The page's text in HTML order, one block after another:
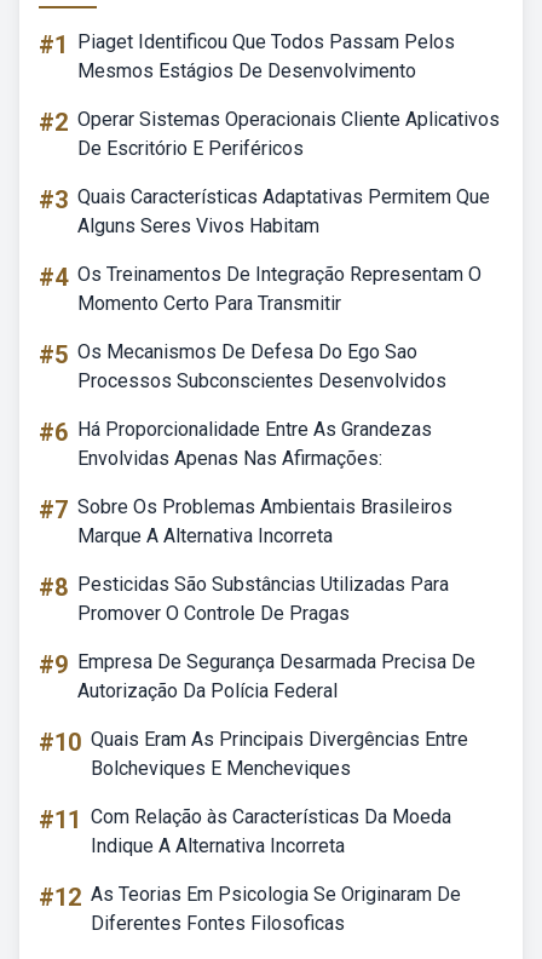
#1
Piaget Identificou Que Todos Passam Pelos
Mesmos Estágios De Desenvolvimento
#2 Operar Sistemas Operacionais Cliente Aplicativos
De Escritório E Periféricos
#3 Quais Características Adaptativas Permitem Que
Alguns Seres Vivos Habitam
#4 Os Treinamentos De Integração Representam O
Momento Certo Para Transmitir
#5 Os Mecanismos De Defesa Do Ego Sao
Processos Subconscientes Desenvolvidos
#6 Há Proporcionalidade Entre As Grandezas
Envolvidas Apenas Nas Afirmações:
#7 Sobre Os Problemas Ambientais Brasileiros
Marque A Alternativa Incorreta
#8 Pesticidas São Substâncias Utilizadas Para
Promover O Controle De Pragas
#9 Empresa De Segurança Desarmada Precisa De
Autorização Da Polícia Federal
#10 Quais Eram As Principais Divergências Entre
Bolcheviques E Mencheviques
#11 Com Relação às Características Da Moeda
Indique A Alternativa Incorreta
#12 As Teorias Em Psicologia Se Originaram De
Diferentes Fontes Filosoficas